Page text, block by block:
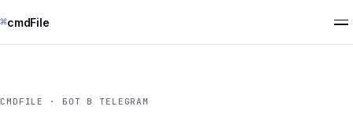
⌘cmdFile
CMDFILE · БОТ В TELEGRAM